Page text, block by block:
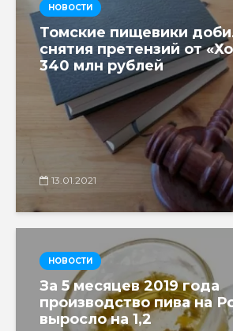
НОВОСТИ
Томские пищевики
снятия претензий от
340 млн рублей
13.01.2021
НОВОСТИ
За 5 месяцев 2019 года
производство пива на
выросло на 1,2